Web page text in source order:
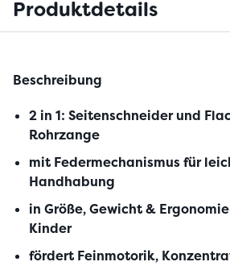
Produktdetails
Beschreibung
2 in 1: Seitenschneider und
Rohrzange
mit Federmechanismus für
Handhabung
in Größe, Gewicht &
Kinder
fördert Feinmotorik,